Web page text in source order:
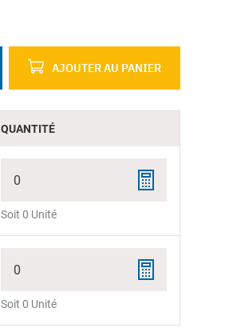
AJOUTER AU PANIER
QUANTITÉ
0
Soit 0 Unité
0
Soit 0 Unité